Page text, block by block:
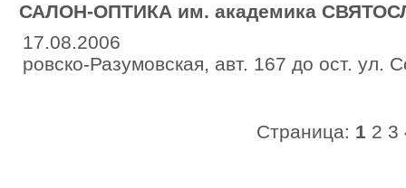
САЛОН-ОПТИКА им. академика
17.08.2006
ровско-Разумовская, авт. 167 до ост. ул.
Страница: 1 2 3